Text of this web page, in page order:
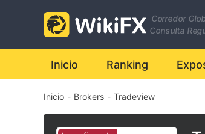
Corredor
Consulta
Inicio Ranking
Inicio - Brokers - Tradeview
2
3
4
0
1